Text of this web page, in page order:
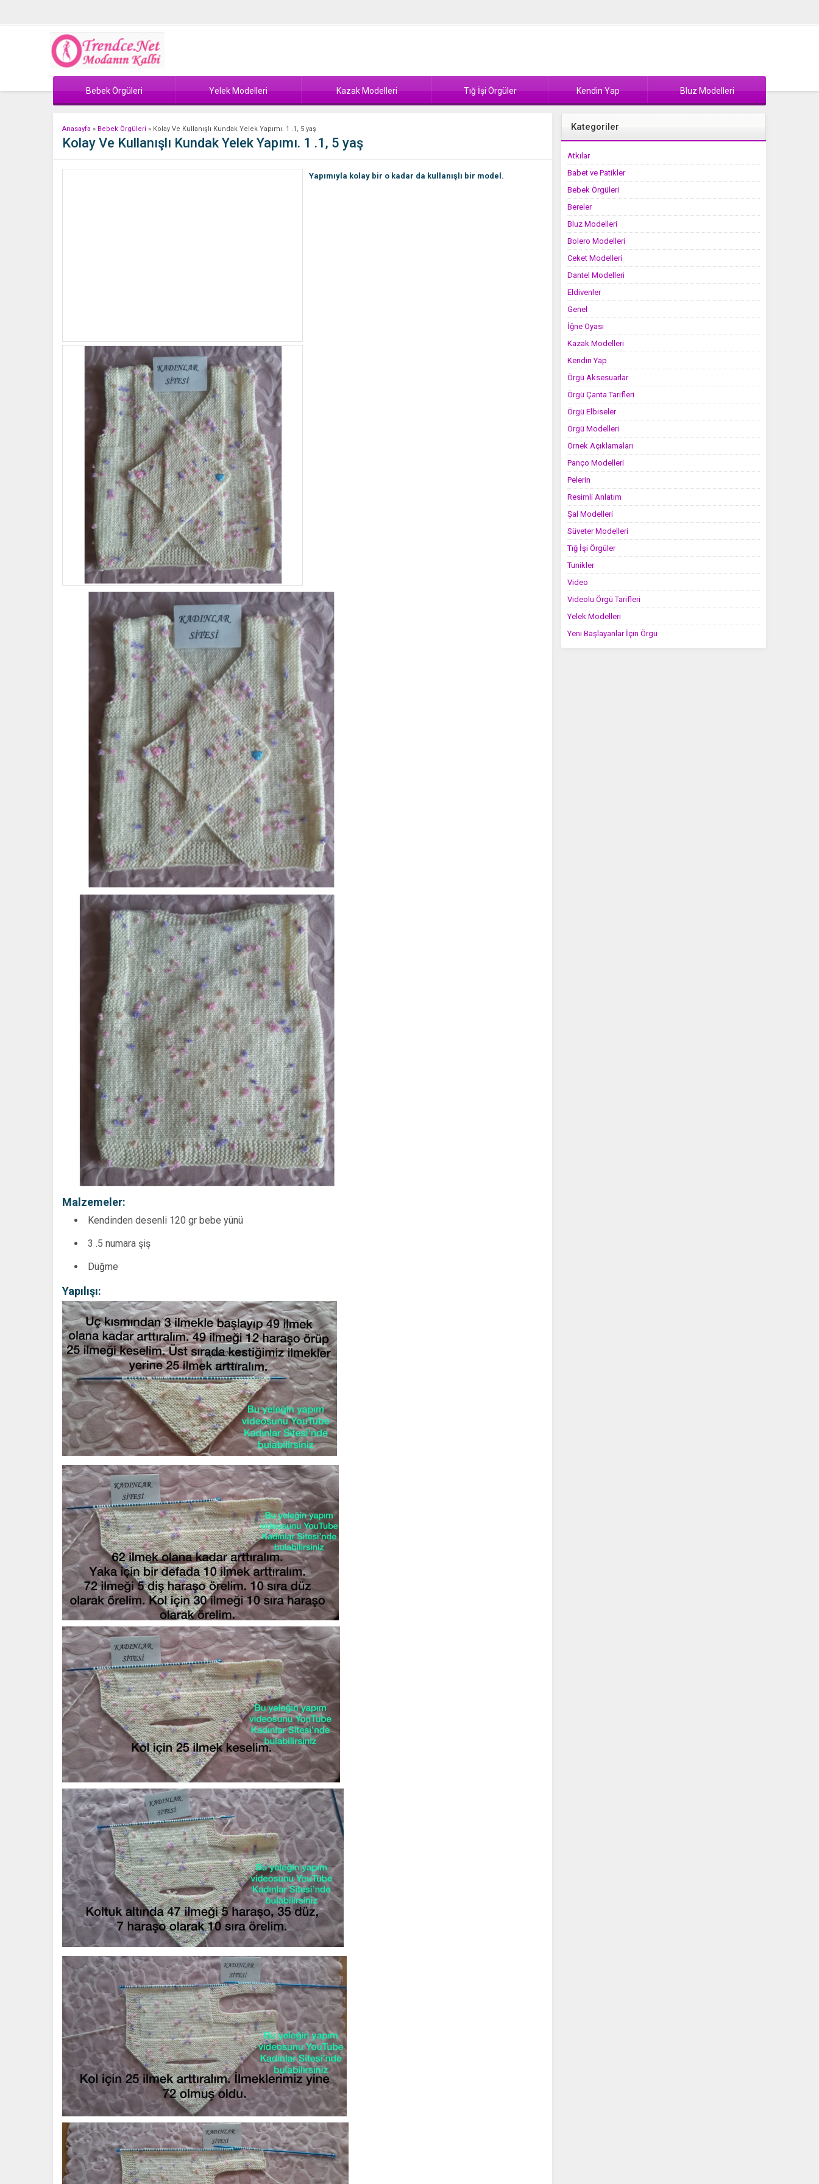
Bebek Örgüleri Yelek Modelleri Kazak Modelleri Tığ İşi Örgüler Kendin Yap Bluz Modelleri
Anasayfa » Bebek Örgüleri » Kolay Ve Kullanışlı Kundak Yelek Yapımı. 1 .1, 5 yaş
Kolay Ve Kullanışlı Kundak Yelek Yapımı. 1 .1, 5 yaş
Yapımıyla kolay bir o kadar da kullanışlı bir model.
Malzemeler:
Kendinden desenli 120 gr bebe yünü
3 .5 numara şiş
Düğme
Yapılışı:
Kategoriler
Atkılar
Babet ve Patikler
Bebek Örgüleri
Bereler
Bluz Modelleri
Bolero Modelleri
Ceket Modelleri
Dantel Modelleri
Eldivenler
Genel
İğne Oyası
Kazak Modelleri
Kendin Yap
Örgü Aksesuarlar
Örgü Çanta Tarifleri
Örgü Elbiseler
Örgü Modelleri
Örnek Açıklamaları
Panço Modelleri
Pelerin
Resimli Anlatım
Şal Modelleri
Süveter Modelleri
Tığ İşi Örgüler
Tunikler
Video
Videolu Örgü Tarifleri
Yelek Modelleri
Yeni Başlayanlar İçin Örgü